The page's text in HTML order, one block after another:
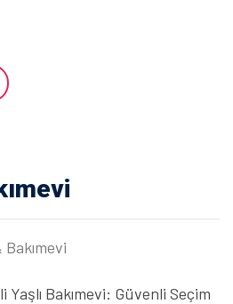
Yaşlı Bakımevi: Güvenli Seçim